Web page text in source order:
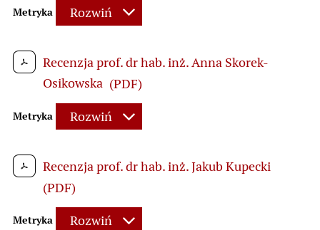
Metryka Rozwiń
Recenzja prof. dr hab. inż. Anna Skorek-
Osikowska (PDF)
Metryka Rozwiń
Recenzja prof. dr hab. inż. Jakub Kupecki
(PDF)
Metryka Rozwiń